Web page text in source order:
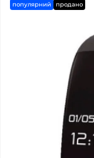
популярний продано